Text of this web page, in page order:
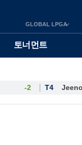
GLOBAL LPGA
토너먼트
-2 T4